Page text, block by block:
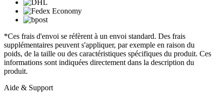
*Ces frais d'envoi se réfèrent à un envoi standard. Des frais
supplémentaires peuvent s'appliquer, par exemple en raison du
poids, de la taille ou des caractéristiques spécifiques du produit. Ces
informations sont indiquées directement dans la description du
produit.
Aide & Support